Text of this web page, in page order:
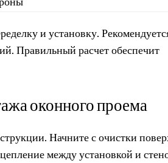
и установку.
Правильный расчет обеспечит
оконного проема
Начните с очистки
между установкой и